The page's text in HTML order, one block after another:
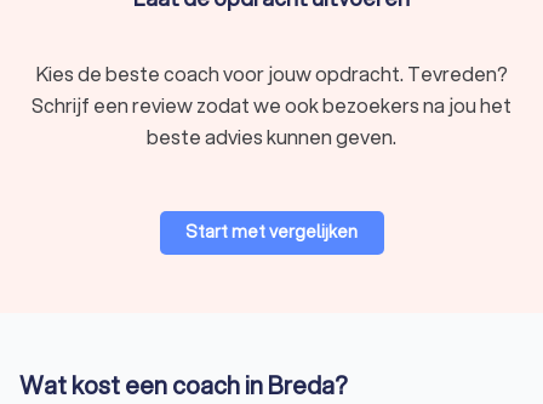
Kies de beste coach voor jouw opdracht. Tevreden?
Schrijf een review zodat we ook bezoekers na jou het
beste advies kunnen geven.
Start met vergelijken
Wat kost een coach in Breda?